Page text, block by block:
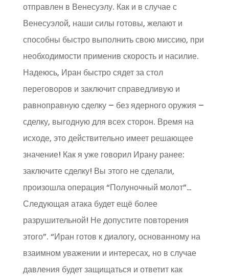
отправлен в Венесуэлу. Как и в случае с
Венесуэлой, наши силы готовы, желают и
способны быстро выполнить свою миссию, при
необходимости применив скорость и насилие.
Надеюсь, Иран быстро сядет за стол
переговоров и заключит справедливую и
равноправную сделку – без ядерного оружия –
сделку, выгодную для всех сторон. Время на
исходе, это действительно имеет решающее
значение! Как я уже говорил Ирану ранее:
заключите сделку! Вы этого не сделали,
произошла операция “Полуночный молот”…
Следующая атака будет ещё более
разрушительной! Не допустите повторения
этого”. “Иран готов к диалогу, основанному на
взаимном уважении и интересах, но в случае
давления будет защищаться и ответит как